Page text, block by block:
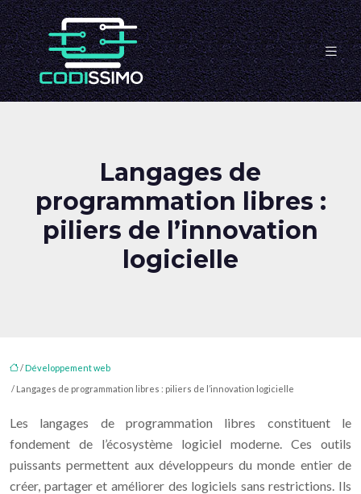
Langages de
programmation libres :
piliers de l’innovation
logicielle
/Développement web
/ Langages de programmation libres : piliers de l’innovation logicielle
Les langages de programmation libres constituent le
fondement de l’écosystème logiciel moderne. Ces outils
puissants permettent aux développeurs du monde entier de
créer, partager et améliorer des logiciels sans restrictions. Ils